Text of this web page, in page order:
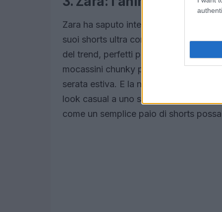
Zara ha saputo interpretare
suoi shorts ultra corti in satin beige.
del trend, perfetti per chi ama
mocassini chunky per un look diurno,
serata estiva. E la numero 4 ti
look casual a uno sofisticato non è
come un semplice paio di shorts